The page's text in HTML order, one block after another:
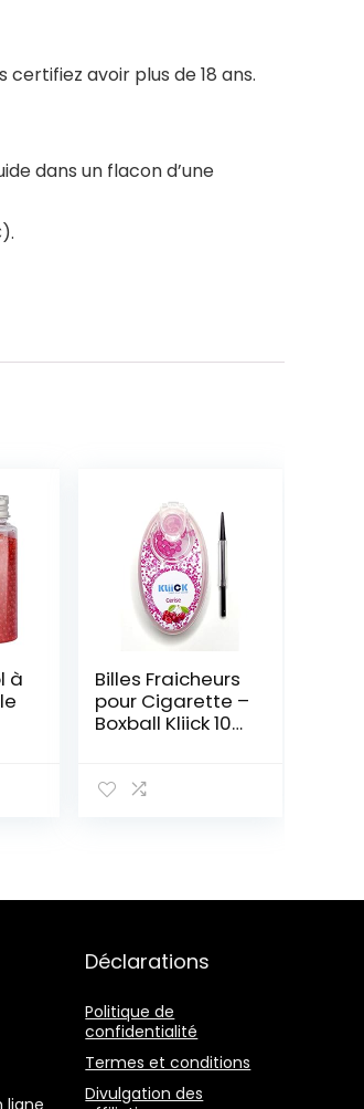
avoir plus de 18 ans.
dans un flacon d’une
à
Billes Fraicheurs
pour Cigarette –
Boxball Kliick 100
ligne
Déclarations
Politique de
confidentialité
Termes et conditions
Divulgation des